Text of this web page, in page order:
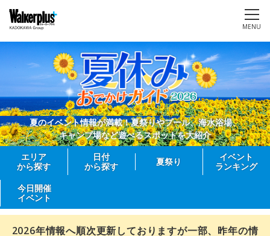
MENU
夏のイベント情報が満載！夏祭りやプール、海水浴場、
キャンプ場など遊べるスポットを大紹介
エリア
から探す
日付
から探す
夏祭り
イベント
ランキング
今日開催
イベント
2026年情報へ順次更新しておりますが一部、昨年の情